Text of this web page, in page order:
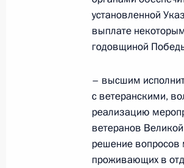
Совещание с
4 июня 2024 года, 20:40
Встреча с
слава» и «Мать-
30 мая 2024 года,
установленной
выплате
годовщиной
– высшим
с ветеранскими,
реализацию
ветеранов
решение вопросов
проживающих в